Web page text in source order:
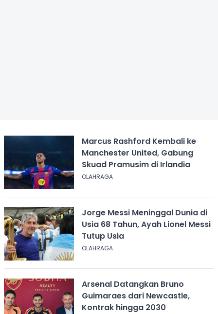
Marcus Rashford Kembali ke
Manchester United, Gabung
Skuad Pramusim di Irlandia
OLAHRAGA
Jorge Messi Meninggal Dunia di
Usia 68 Tahun, Ayah Lionel Messi
Tutup Usia
OLAHRAGA
Arsenal Datangkan Bruno
Guimaraes dari Newcastle,
Kontrak hingga 2030